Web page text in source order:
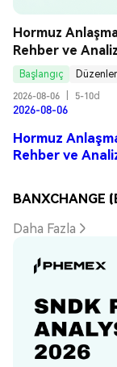
Hormuz
Rehber ve Analiz
Başlangıç
2026-08-06
5-10d
2026-08-06
Hormuz
Rehber ve
BANXCHANGE
Daha Fazla